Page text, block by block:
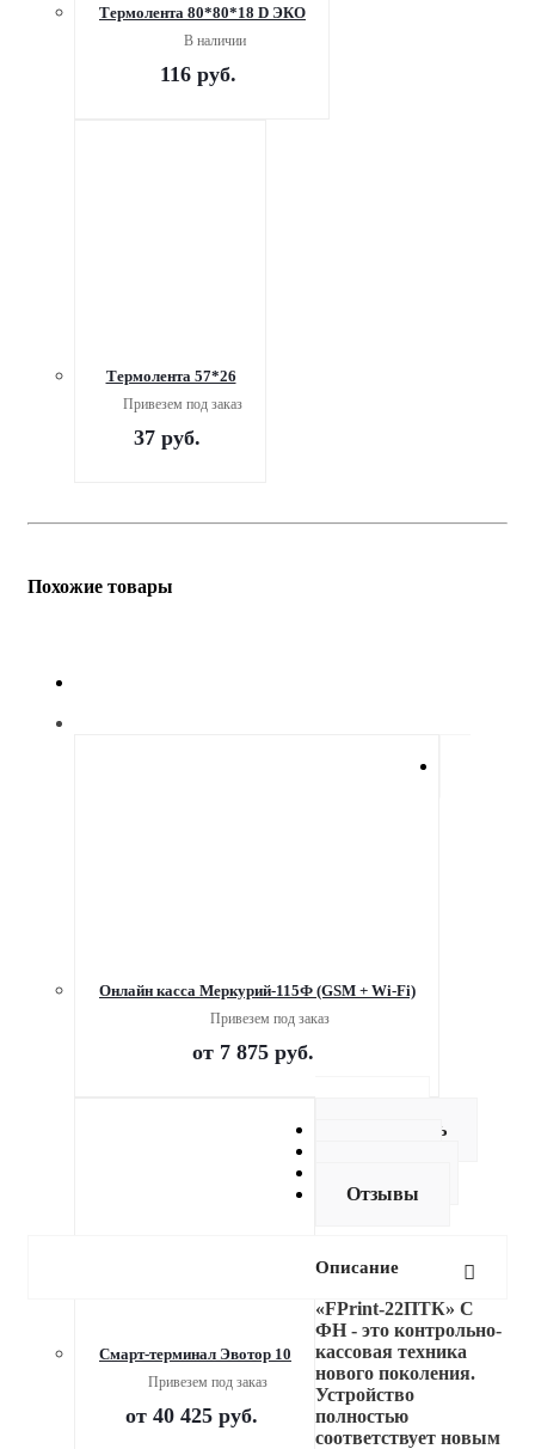
Термолента 80*80*18 D ЭКО
В наличии
116 руб.
Термолента 57*26
Привезем под заказ
37руб.
Похожие товары
Онлайн касса Меркурий-115Ф (GSM + Wi-Fi)
Привезем под заказ
от 7 875 руб.
Смарт-терминал Эвотор 10
Привезем под заказ
от 40 425 руб.
Как купить
Отзывы
Описание
«FPrint-22ПТК» С
ФН - это контрольно-
кассовая техника
нового поколения.
Устройство
полностью
соответствует новым